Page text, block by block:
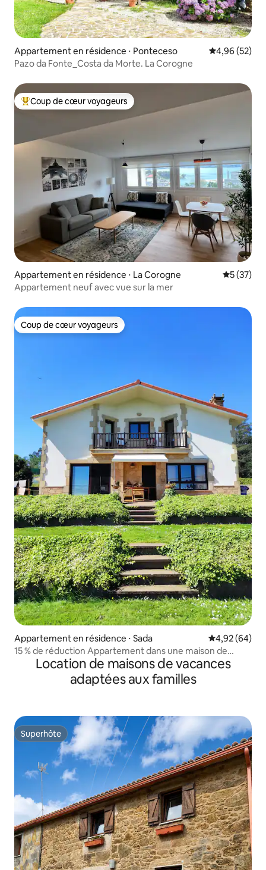
Appartement en résidence ⋅ Ponteceso Évaluation
4,96 (52)
Pazo da Fonte_Costa da Morte. La Corogne
Coups de cœur voyageurs les plus appréciés
Coup de cœur voyageurs
Appartement en résidence ⋅ La Corogne
5 (37)
Appartement neuf avec vue sur la mer
Coup de cœur voyageurs
Coup de cœur voyageurs
Appartement en résidence ⋅ Sada Évaluation
4,92 (64)
15 % de réduction Appartement dans une maison de
campagne
Location de maisons de vacances
adaptées aux familles
Superhôte
Superhôte